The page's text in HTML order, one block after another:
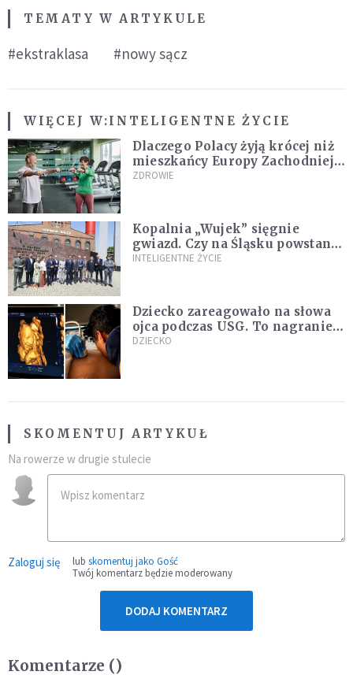
TEMATY W ARTYKULE
#ekstraklasa #nowy sącz
WIĘCEJ W:INTELIGENTNE ŻYCIE
Dlaczego Polacy żyją krócej niż
mieszkańcy Europy Zachodniej?
Ekspertka wskazuje główne
ZDROWIE
Kopalnia „Wujek” sięgnie
gwiazd. Czy na Śląsku powstanie
„Dolina Krzemowa”?
INTELIGENTNE ŻYCIE
Dziecko zareagowało na słowa
ojca podczas USG. To nagranie
podbija sieć
DZIECKO
SKOMENTUJ ARTYKUŁ
Na rowerze w drugie stulecie
Zaloguj się lub skomentuj jako Gość
Twój komentarz będzie moderowany
DODAJ KOMENTARZ
Komentarze ()